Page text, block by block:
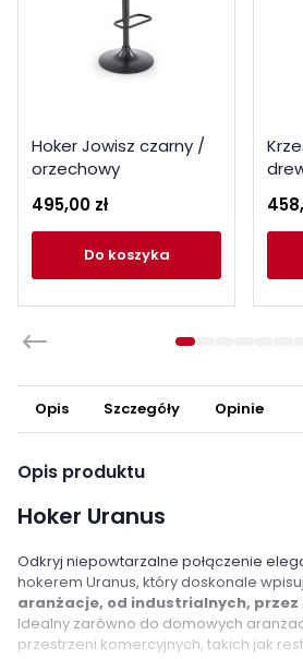
Hoker Jowisz czarny /
orzechowy
495,00 zł
do koszyka
Opis Szczegóły Opinie
Opis produktu
Hoker Uranus
Odkryj niepowtarzalne połączenie
hokerem Uranus, który doskonale
aranżacje, od industrialnych,
Idealny zarówno do domowych
przestrzeni komercyjnych, takich jak